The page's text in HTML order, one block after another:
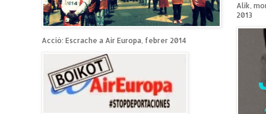
Acció: Escrache a Air Europa, febrer 2014
Alik,
2013